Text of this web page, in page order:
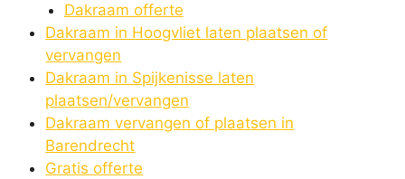
Dakraam offerte
Dakraam in Hoogvliet laten plaatsen of
vervangen
Dakraam in Spijkenisse laten
plaatsen/vervangen
Dakraam vervangen of plaatsen in
Barendrecht
Gratis offerte